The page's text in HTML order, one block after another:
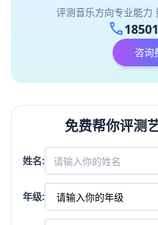
评测音乐方向专业能力
call
咨询
免费帮你评测
姓名:
年级: